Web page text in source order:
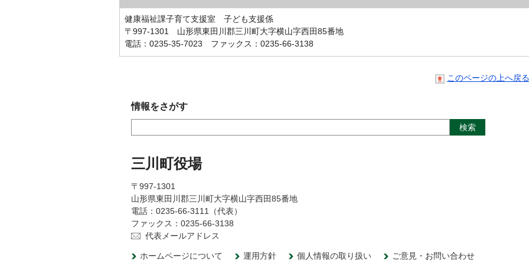
健康福祉課子育て支援室 子ども支援係
〒997-1301 山形県東田川郡三川町大字横山字西田85番地
電話：0235-35-7023 ファックス：0235-66-3138
このページの上へ戻る
情報をさがす
三川町役場
〒997-1301
山形県東田川郡三川町大字横山字西田85番地
電話：0235-66-3111（代表）
ファックス：0235-66-3138
代表メールアドレス
ホームページについて 運用方針 個人情報の取り扱い ご意見・お問い合わせ